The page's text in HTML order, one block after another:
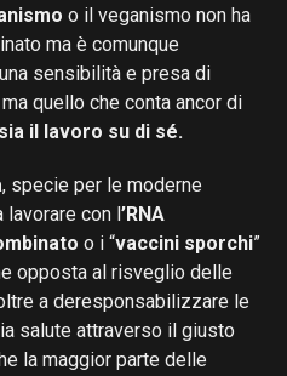
o il veganismo non ha
ma è comunque
sensibilità e presa di
quello che conta ancor di
il lavoro su di sé.
, specie per le moderne
con l ’RNA
o i “vaccini sporchi”
opposta al risveglio delle
a deresponsabilizzare le
salute attraverso il giusto
la maggior parte delle